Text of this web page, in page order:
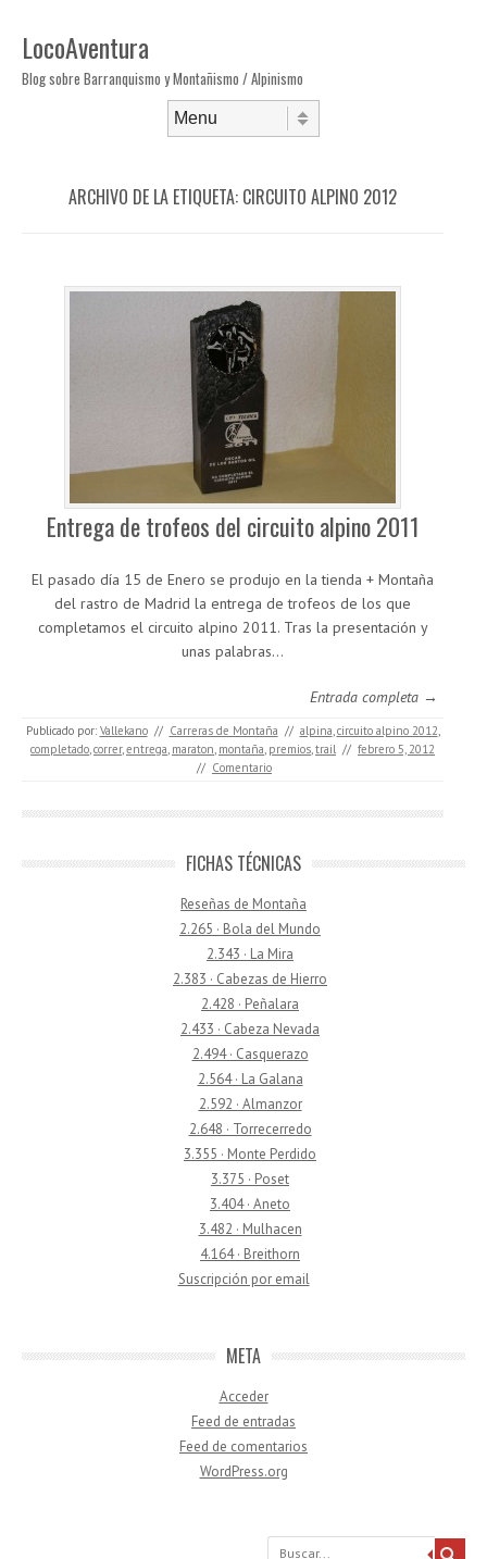
LocoAventura
Blog sobre Barranquismo y Montañismo / Alpinismo
ARCHIVO DE LA ETIQUETA: CIRCUITO ALPINO 2012
Entrega de trofeos del circuito alpino 2011
El pasado día 15 de Enero se produjo en la tienda + Montaña
del rastro de Madrid la entrega de trofeos de los que
completamos el circuito alpino 2011. Tras la presentación y
unas palabras…
Entrada completa →
Publicado por: Vallekano // Carreras de Montaña // alpina,circuito alpino 2012,
completado,correr,entrega, maraton, montaña, premios,trail // febrero 5, 2012
// Comentario
FICHAS TÉCNICAS
Reseñas de Montaña
2.265 · Bola del Mundo
2.343 · La Mira
2.383 · Cabezas de Hierro
2.428 · Peñalara
2.433 · Cabeza Nevada
2.494 · Casquerazo
2.564 · La Galana
2.592 · Almanzor
2.648 · Torrecerredo
3.355 · Monte Perdido
3.375 · Poset
3.404 · Aneto
3.482 · Mulhacen
4.164 · Breithorn
Suscripción por email
META
Acceder
Feed de entradas
Feed de comentarios
WordPress.org
Buscar